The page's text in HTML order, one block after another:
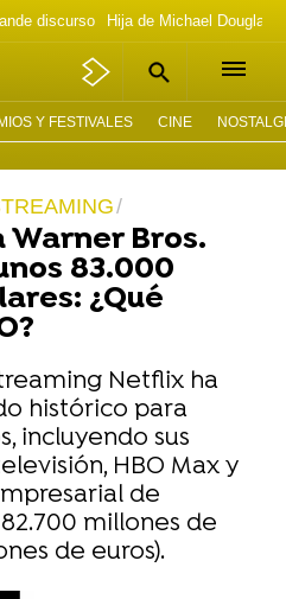
discurso Hija de Michael Douglas
Y FESTIVALES CINE
Bros.
83.000
¿Qué
Netflix ha
histórico para
incluyendo sus
HBO Max y
de
millones de
de euros).